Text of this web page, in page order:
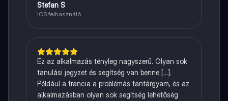
Stefan S
iOS felhasználó
Ez az alkalmazás tényleg nagyszerű. Olyan sok
tanulási jegyzet és segítség van benne [...].
Például a francia a problémás tantárgyam, és az
alkalmazásban olyan sok segítség lehetőség